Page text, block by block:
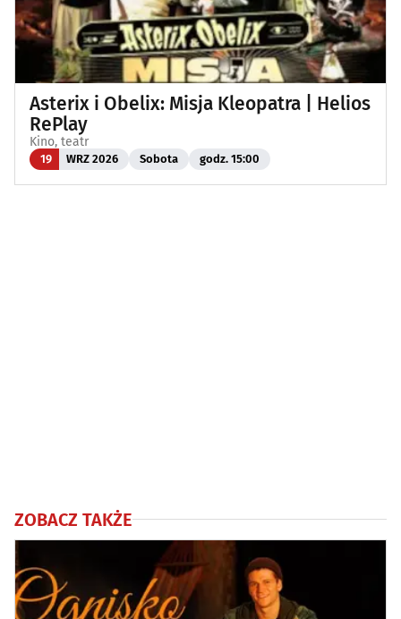
Asterix i Obelix: Misja Kleopatra | Helios
RePlay
Kino, teatr
19 WRZ 2026 Sobota godz. 15:00
ZOBACZ TAKŻE